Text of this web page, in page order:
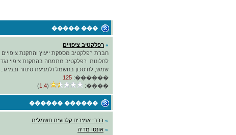
��� �����
» רפלקטיב ציפויים
חברת רפלקטיב מספקת ייעוץ והתקנת ציפויים
לחלונות. רפלקטיב מתמחה בהתקנת ציפוי נגד
שמש, לחיסכון בחשמל ולמניעת סינוור ובמיגו...
������:
125
����:
(
1.4
)
������ ������
» רכבי אמירים קלנועית חשמלית
» אונטו מדיה